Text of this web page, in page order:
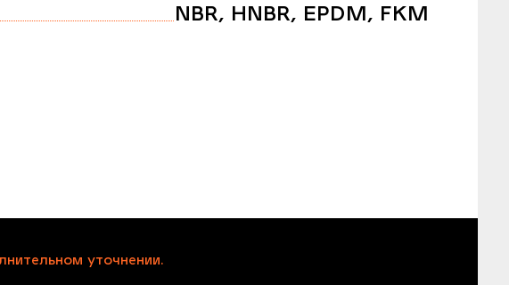
NBR, HNBR, EPDM, FKM
уточнении.